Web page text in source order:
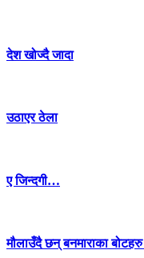
देश खोज्दै जादा
उठाएर ठेला
ए जिन्दगी…
मौलाउँदै छन् बनमाराका बोटहरु